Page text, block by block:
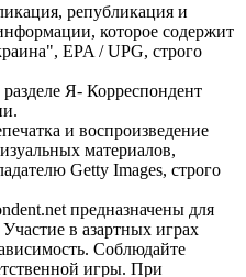
републикация и
которое содержит
EPA / UPG, строго
Я- Корреспондент
и воспроизведение
материалов,
Getty Images, строго
предназначены для
в азартных играх
Соблюдайте
игры. При